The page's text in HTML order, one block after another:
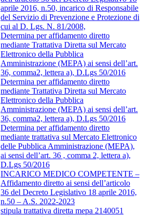
aprile 2016, n.50, incarico di Responsabile
del Servizio di Prevenzione e Protezione di
cui al D. Lgs. N. 81/2008,
Determina per affidamento diretto
mediante Trattativa Diretta sul Mercato
Elettronico della Pubblica
Amministrazione (MEPA) ai sensi dell’art.
36, comma2, lettera a), D.Lgs 50/2016
Determina per affidamento diretto
mediante Trattativa Diretta sul Mercato
Elettronico della Pubblica
Amministrazione (MEPA) ai sensi dell’art.
36, comma2, lettera a), D.Lgs 50/2016
Determina per affidamento diretto
mediante trattativa sul Mercato Elettronico
delle Pubblica Amministrazione (MEPA),
ai sensi dell’art. 36 , comma 2, lettera a),
D.Lgs 50/2016
INCARICO MEDICO COMPETENTE –
Affidamento diretto ai sensi dell’articolo
36 del Decreto Legislativo 18 aprile 2016,
n.50 – A.S. 2022-2023
stipula trattativa diretta mepa 2140051